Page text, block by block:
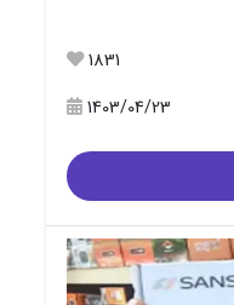
1831
1403/04/23